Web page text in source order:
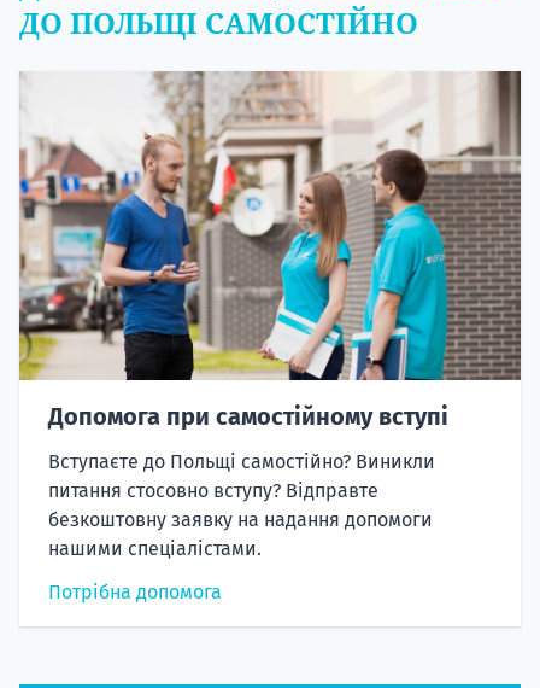
ДО ПОЛЬЩІ САМОСТІЙНО
Допомога при самостійному вступі
Вступаєте до Польщі самостійно? Виникли
питання стосовно вступу? Відправте
безкоштовну заявку на надання допомоги
нашими спеціалістами.
Потрібна допомога